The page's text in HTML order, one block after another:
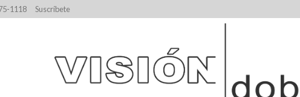
1118 Suscríbete